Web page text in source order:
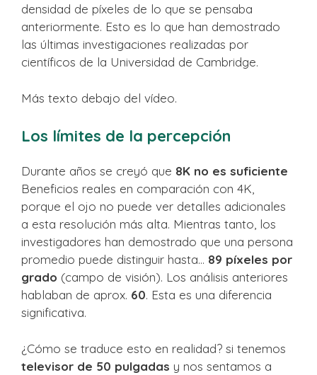
densidad de píxeles de lo que se pensaba
anteriormente. Esto es lo que han demostrado
las últimas investigaciones realizadas por
científicos de la Universidad de Cambridge.
Más texto debajo del vídeo.
Los límites de la percepción
Durante años se creyó que 8K no es suficiente
Beneficios reales en comparación con 4K,
porque el ojo no puede ver detalles adicionales
a esta resolución más alta. Mientras tanto, los
investigadores han demostrado que una persona
promedio puede distinguir hasta… 89 píxeles por
grado (campo de visión). Los análisis anteriores
hablaban de aprox. 60. Esta es una diferencia
significativa.
¿Cómo se traduce esto en realidad? si tenemos
televisor de 50 pulgadas y nos sentamos a